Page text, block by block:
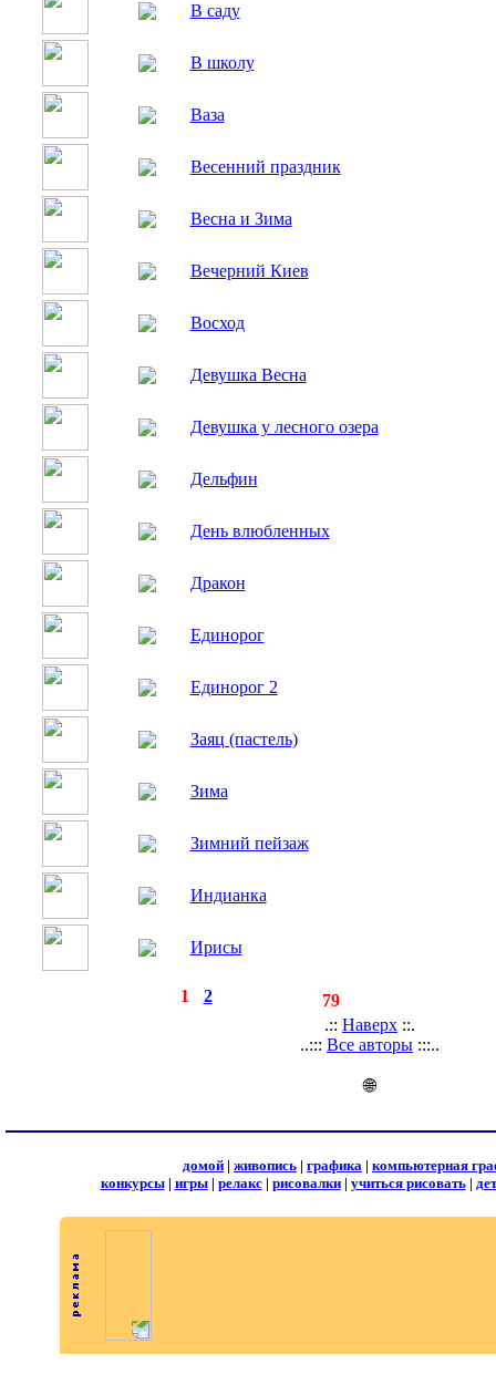
В саду
В школу
Ваза
Весенний праздник
Весна и Зима
Вечерний Киев
Восход
Девушка Весна
Девушка у лесного озера
Дельфин
День влюбленных
Дракон
Единорог
Единорог 2
Заяц (пастель)
Зима
Зимний пейзаж
Индианка
Ирисы
1 2
79
.:: Наверх ::.
..::: Все авторы :::..
🌐
домой | живопись | графика | компьютерная
конкурсы| игры| релакс| рисовалки| учиться рисовать|